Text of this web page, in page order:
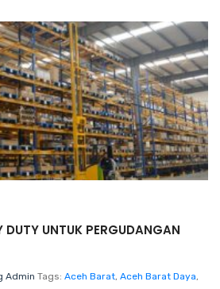
DUTY UNTUK PERGUDANGAN
Admin Tags: Aceh Barat, Aceh Barat Daya,